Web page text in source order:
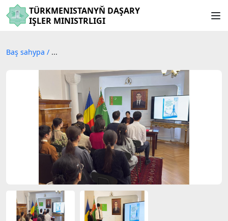
TÜRKMENISTANYŇ DAŞARY
IŞLER MINISTRLIGI
Baş sahypa / ...